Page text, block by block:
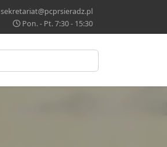
sekretariat@pcprsieradz.pl
Pon. - Pt. 7:30 - 15:30